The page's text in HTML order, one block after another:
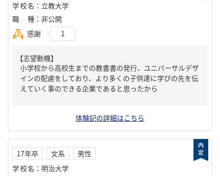
学校名 ： 立教大学
職種 ： 非公開
感謝
1
【志望動機】
小学校から高校生までの教書書の発行、ユニバーサルデザ
インの配慮をしており、より多くの子供達に学びの先を伝
えていく事のできる企業であると思ったから
体験記の詳細はこちら
17年卒 文系
男性
学校名 ： 明治大学